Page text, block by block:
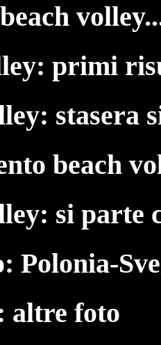
primi
stasera
beach
si parte
Polonia-
altre foto